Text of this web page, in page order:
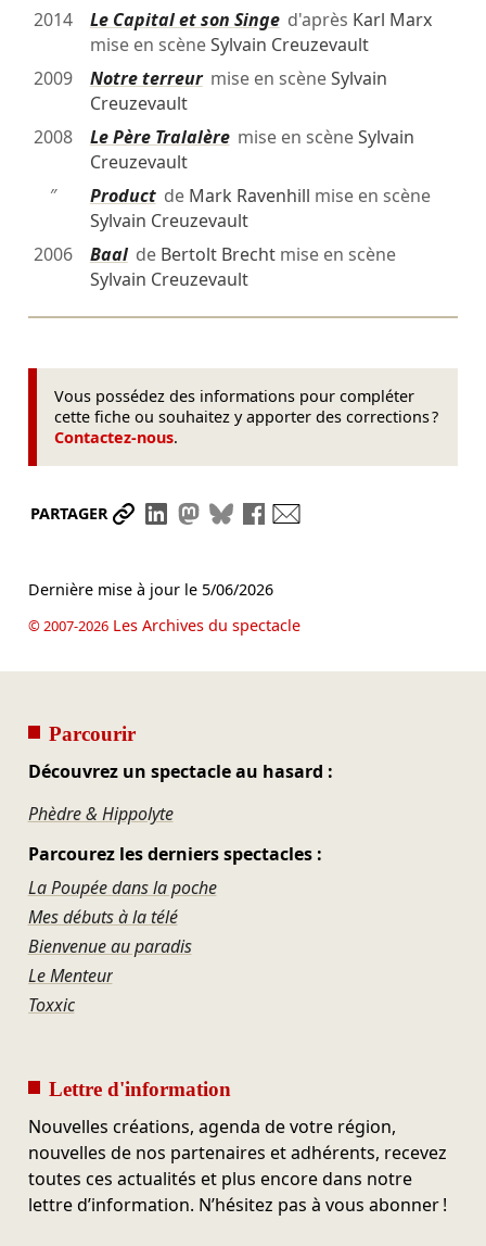
2014
Le Capital et son Singed'après Karl Marx
mise en scèneSylvain Creuzevault
2009
Notre terreurmise en scèneSylvain
Creuzevault
2008
Le Père Tralalèremise en scèneSylvain
Creuzevault
″
Productde Mark Ravenhill mise en scène
Sylvain Creuzevault
2006
Baalde Bertolt Brechtmise en scène
Sylvain Creuzevault
Vous possédez des informations pour compléter
cette fiche ou souhaitez y apporter des corrections ?
Contactez-nous.
PARTAGER Partager le lien
Partager sur LinkedIn
Partager sur Mastodon
Partager sur Bluesky
Partager sur Facebook
Dernière mise à jour le 5/06/2026
© 2007-2026Les Archives du spectacle
Parcourir
Découvrez un spectacle au hasard :
Phèdre & Hippolyte
Parcourez les derniers spectacles :
La Poupée dans la poche
Mes débuts à la télé
Bienvenue au paradis
Le Menteur
Toxxic
Lettre d'information
Nouvelles créations, agenda de votre région,
nouvelles de nos partenaires et adhérents, recevez
toutes ces actualités et plus encore dans notre
lettre d’information. N’hésitez pas à vous abonner !